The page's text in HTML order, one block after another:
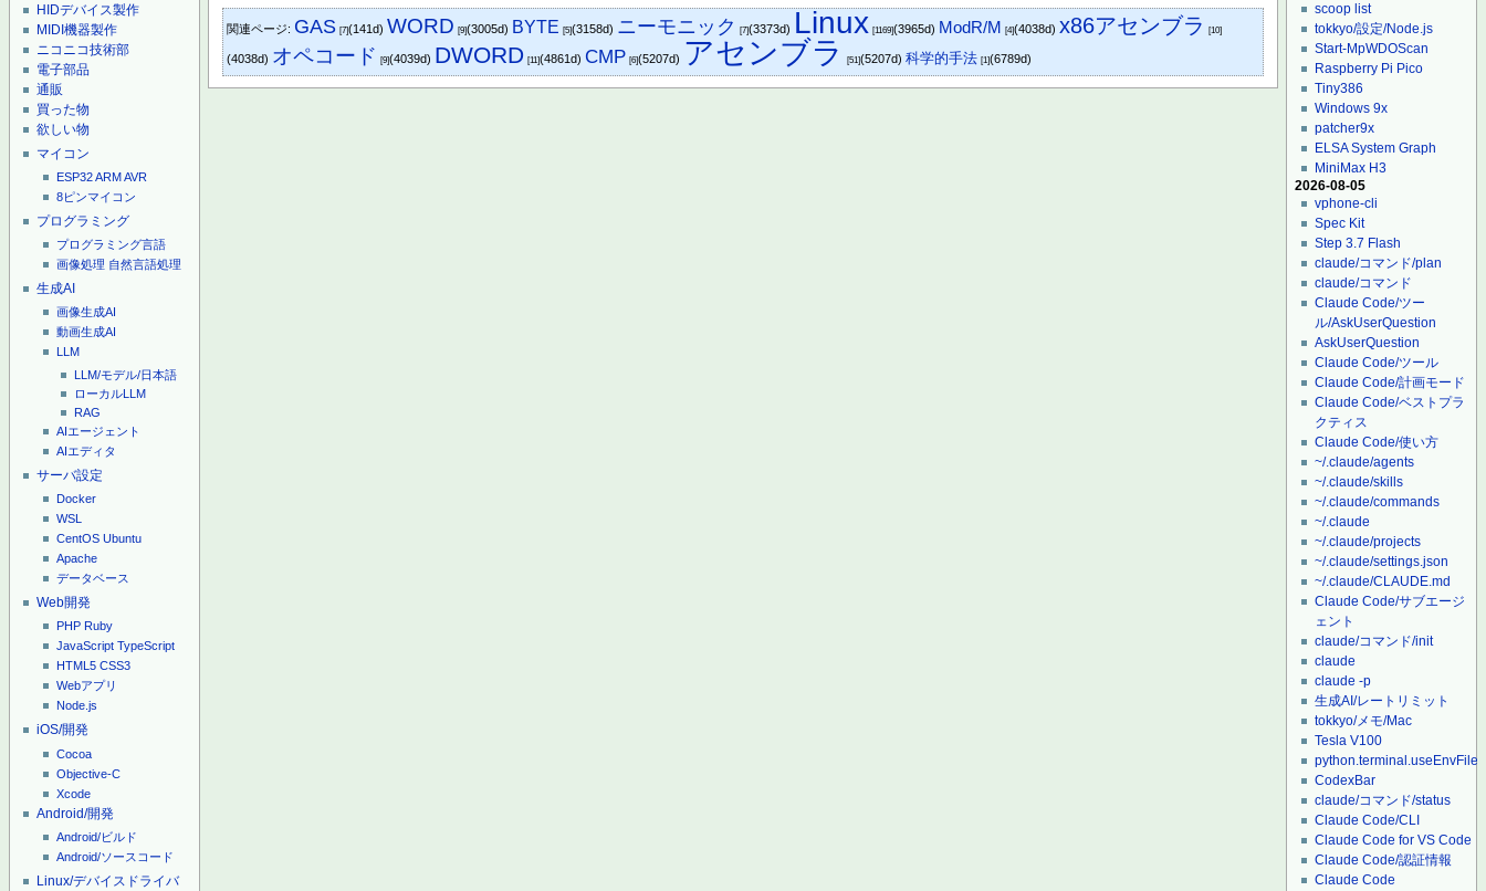
HIDデバイス製作
MIDI機器製作
ニコニコ技術部
電子部品
通販
買った物
欲しい物
マイコン
ESP32ARMAVR
8ピンマイコン
プログラミング
プログラミング言語
画像処理 自然言語処理
生成AI
画像生成AI
動画生成AI
LLM
LLM/モデル/日本語
ローカルLLM
RAG
AIエージェント
AIエディタ
サーバ設定
Docker
WSL
CentOS Ubuntu
Apache
データベース
Web開発
PHP Ruby
JavaScript TypeScript
HTML5 CSS3
Webアプリ
Node.js
iOS/開発
Cocoa
Objective-C
Xcode
Android/開発
Android/ビルド
Android/ソースコード
Linux/デバイスドライバ
関連ページ: GAS [7](141d) WORD [9](3005d) BYTE [5](3158d) ニーモニック [7](3373d) Linux [1169](3965d) ModR/M [4](4038d) x86アセンブラ [10]
(4038d) オペコード [9](4039d) DWORD [11](4861d)CMP [6](5207d) アセンブラ [51](5207d)科学的手法 [1](6789d)
scoop list
tokkyo/設定/Node.js
Start-MpWDOScan
Raspberry Pi Pico
Tiny386
Windows 9x
patcher9x
ELSA System Graph
MiniMax H3
2026-08-05
vphone-cli
Spec Kit
Step 3.7 Flash
claude/コマンド/plan
claude/コマンド
Claude Code/ツー
ル/AskUserQuestion
AskUserQuestion
Claude Code/ツール
Claude Code/計画モード
Claude Code/ベストプラ
クティス
Claude Code/使い方
~/.claude/agents
~/.claude/skills
~/.claude/commands
~/.claude
~/.claude/projects
~/.claude/settings.json
~/.claude/CLAUDE.md
Claude Code/サブエージ
ェント
claude/コマンド/init
claude
claude -p
生成AI/レートリミット
tokkyo/メモ/Mac
Tesla V100
python.terminal.useEnvFile
CodexBar
claude/コマンド/status
Claude Code/CLI
Claude Code for VS Code
Claude Code/認証情報
Claude Code